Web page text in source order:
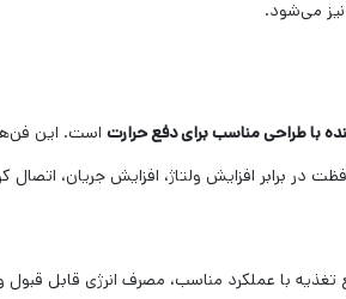
می‌شود.
با طراحی مناسب برای دفع حرارتاست. این فن‌ها
در برابر افزایش ولتاژ، افزایش جریان،
تغذیه با عملکرد مناسب، مصرف انرژی قابل